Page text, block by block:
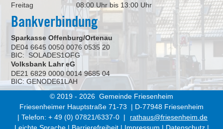
Freitag
08:00 Uhr bis 13:00 Uhr
Bankverbindung
Sparkasse Offenburg/Ortenau
DE04 6645 0050 0076 0535 20
BIC: SOLADES1OFG
Volksbank Lahr eG
DE21 6829 0000 0014 9685 04
BIC: GENODE61LAH
© 2019 - 2026 Gemeinde Friesenheim
Friesenheimer Hauptstraße 71-73 | D-77948 Friesenheim
| Telefon: + 49 (0) 07821/6337-0 |
rathaus@friesenheim.de